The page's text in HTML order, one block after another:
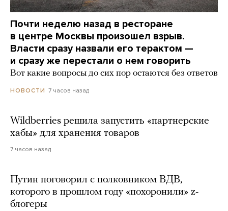
Почти неделю назад в ресторане
в центре Москвы произошел взрыв.
Власти сразу назвали его терактом —
и сразу же перестали о нем говорить
Вот какие вопросы до сих пор остаются без ответов
НОВОСТИ 7 часов назад
Wildberries решила запустить «партнерские
хабы» для хранения товаров
7 часов назад
Путин поговорил с полковником ВДВ,
которого в прошлом году «похоронили» z-
блогеры